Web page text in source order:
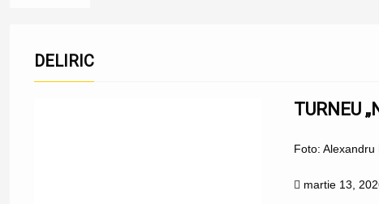
DELIRIC
TURNEU
Foto: Alexandru
martie 13,